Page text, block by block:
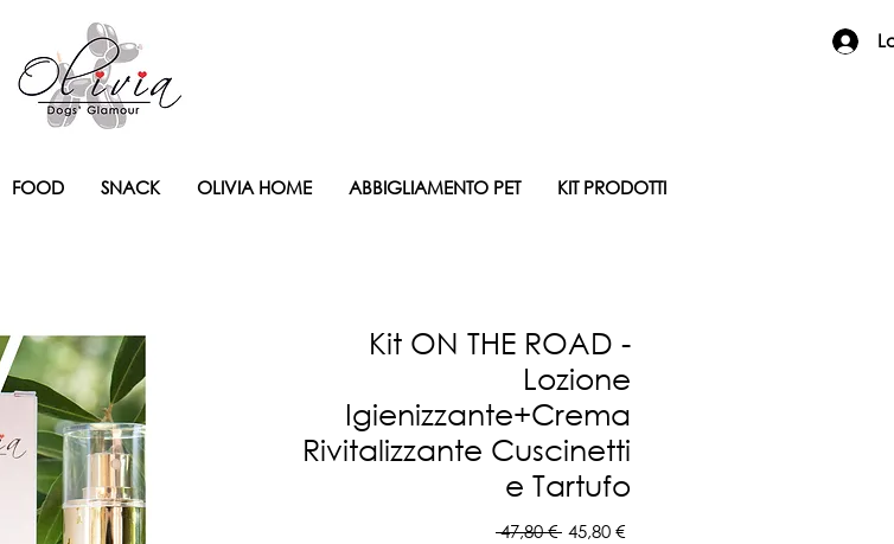
FOOD SNACK OLIVIA HOME ABBIGLIAMENTO PET KIT PRODOTTI
Kit ON THE ROAD -
Lozione
Igienizzante+Crema
Rivitalizzante Cuscinetti
e Tartufo
47,80 € Prezzo
45,80 €Prezzo